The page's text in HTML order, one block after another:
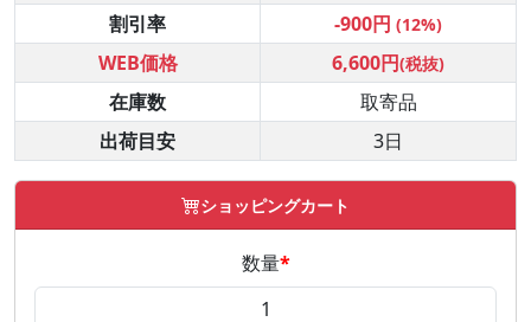
割引率 -900円 (12%)
WEB価格 6,600円(税抜)
在庫数
取寄品
出荷目安
3日
ショッピングカート
数量*